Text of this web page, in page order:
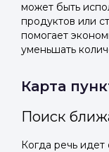
может быть
продуктов или
помогает
уменьшать
Карта
Поиск
Когда речь